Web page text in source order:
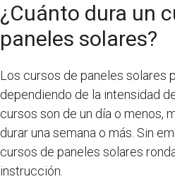
¿Cuánto dura un
paneles solares?
Los cursos de paneles solares
dependiendo de la intensidad
cursos son de un día o menos,
durar una semana o más. Sin
cursos de paneles solares
instrucción.